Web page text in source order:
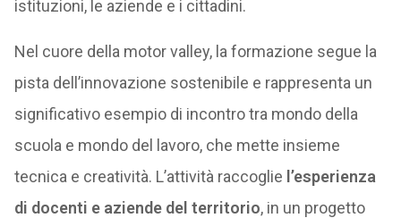
istituzioni, le aziende e i cittadini.
Nel cuore della motor valley, la formazione segue la
pista dell’innovazione sostenibile e rappresenta un
significativo esempio di incontro tra mondo della
scuola e mondo del lavoro, che mette insieme
tecnica e creatività. L’attività raccoglie l’esperienza
di docenti e aziende del territorio, in un progetto